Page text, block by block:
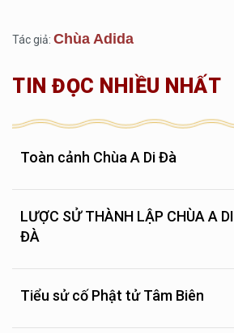
Tác giả: Chùa Adida
TIN ĐỌC NHIỀU NHẤT
Toàn cảnh Chùa A Di Đà
LƯỢC SỬ THÀNH LẬP CHÙA A DI
ĐÀ
Tiểu sử cố Phật tử Tâm Biên